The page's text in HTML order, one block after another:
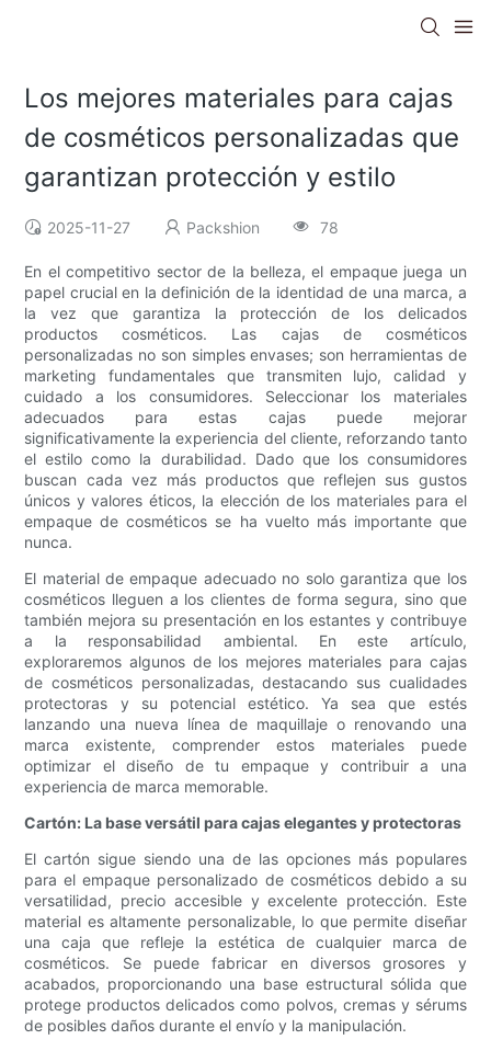
Los mejores materiales para cajas
de cosméticos personalizadas que
garantizan protección y estilo
2025-11-27 Packshion 78
En el competitivo sector de la belleza, el empaque juega un
papel crucial en la definición de la identidad de una marca, a
la vez que garantiza la protección de los delicados
productos cosméticos. Las cajas de cosméticos
personalizadas no son simples envases; son herramientas de
marketing fundamentales que transmiten lujo, calidad y
cuidado a los consumidores. Seleccionar los materiales
adecuados para estas cajas puede mejorar
significativamente la experiencia del cliente, reforzando tanto
el estilo como la durabilidad. Dado que los consumidores
buscan cada vez más productos que reflejen sus gustos
únicos y valores éticos, la elección de los materiales para el
empaque de cosméticos se ha vuelto más importante que
nunca.
El material de empaque adecuado no solo garantiza que los
cosméticos lleguen a los clientes de forma segura, sino que
también mejora su presentación en los estantes y contribuye
a la responsabilidad ambiental. En este artículo,
exploraremos algunos de los mejores materiales para cajas
de cosméticos personalizadas, destacando sus cualidades
protectoras y su potencial estético. Ya sea que estés
lanzando una nueva línea de maquillaje o renovando una
marca existente, comprender estos materiales puede
optimizar el diseño de tu empaque y contribuir a una
experiencia de marca memorable.
Cartón: La base versátil para cajas elegantes y protectoras
El cartón sigue siendo una de las opciones más populares
para el empaque personalizado de cosméticos debido a su
versatilidad, precio accesible y excelente protección. Este
material es altamente personalizable, lo que permite diseñar
una caja que refleje la estética de cualquier marca de
cosméticos. Se puede fabricar en diversos grosores y
acabados, proporcionando una base estructural sólida que
protege productos delicados como polvos, cremas y sérums
de posibles daños durante el envío y la manipulación.